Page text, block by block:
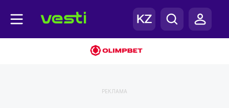
РЕКЛАМА